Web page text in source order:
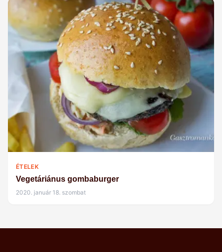
ÉTELEK
Vegetáriánus gombaburger
2020. január 18. szombat